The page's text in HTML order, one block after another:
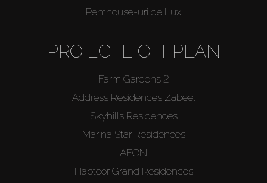
Penthouse-uri de Lux
PROIECTE OFFPLAN
Farm Gardens 2
Address Residences Zabeel
Skyhills Residences
Marina Star Residences
AEON
Habtoor Grand Residences